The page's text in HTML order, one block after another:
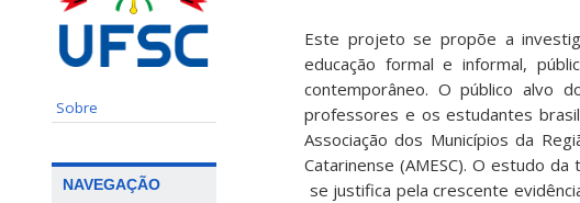
Sobre
NAVEGAÇÃO
Este projeto se propõe a
educação formal e informal,
contemporâneo. O público alvo
professores e os estudantes
Associação dos Municípios da
Catarinense (AMESC). O estudo
se justifica pela crescente